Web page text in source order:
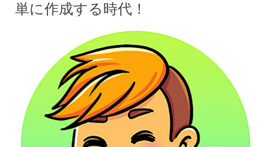
単に作成する時代！